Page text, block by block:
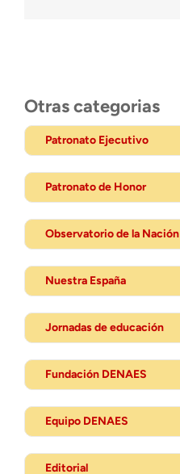
Otras categorias
Patronato Ejecutivo
Patronato de Honor
Observatorio de la Nación
Nuestra España
Jornadas de educación
Fundación DENAES
Equipo DENAES
Editorial